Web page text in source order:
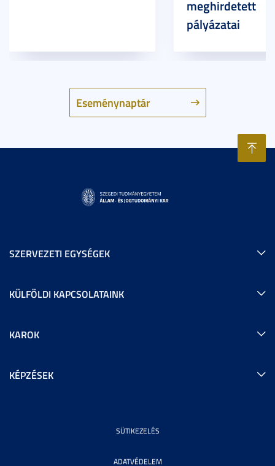
Eseménynaptár
meghirdetett
pályázatai
SZERVEZETI EGYSÉGEK
KÜLFÖLDI KAPCSOLATAINK
KAROK
KÉPZÉSEK
SÜTIKEZELÉS
ADATVÉDELEM